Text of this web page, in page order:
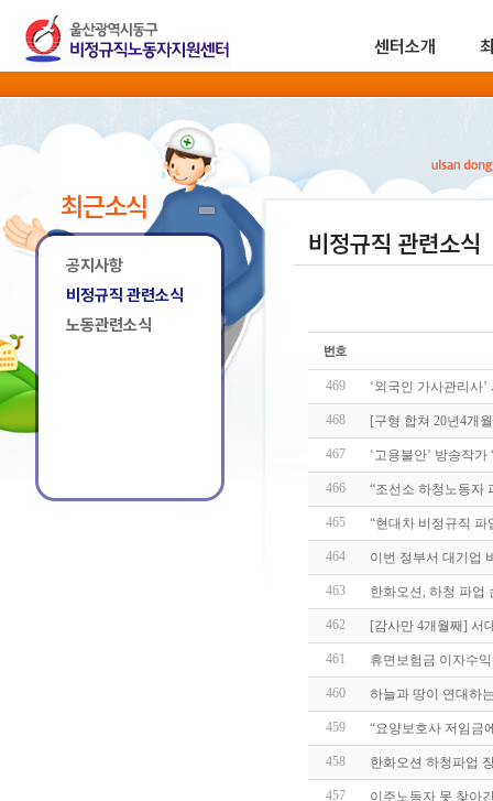
센터소개
최근소식
공지사항
비정규직 관련소식
노동관련소식
비정규직 관련소식
469 ‘외국인 가사관리사
468 [구형 합쳐 20년4개
467 ‘고용불안’ 방송작
466 “조선소 하청노동자
465 “현대차 비정규직
464 이번 정부서 대기업
463 한화오션, 하청 파업
462 [감사만 4개월째] 서
461 휴면보험금 이자수
460 하늘과 땅이 연대하
459 “요양보호사 저임금
458 한화오션 하청파업
457 이주노동자 못 찾아